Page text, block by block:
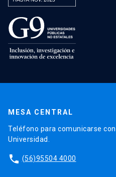
MESA CENTRAL
Teléfono para comunicarse
Universidad.
phone (56)95504 4000